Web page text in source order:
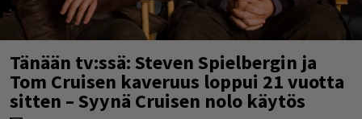
Tänään tv:ssä: Steven Spielbergin ja
Tom Cruisen kaveruus loppui 21 vuotta
sitten – Syynä Cruisen nolo käytös